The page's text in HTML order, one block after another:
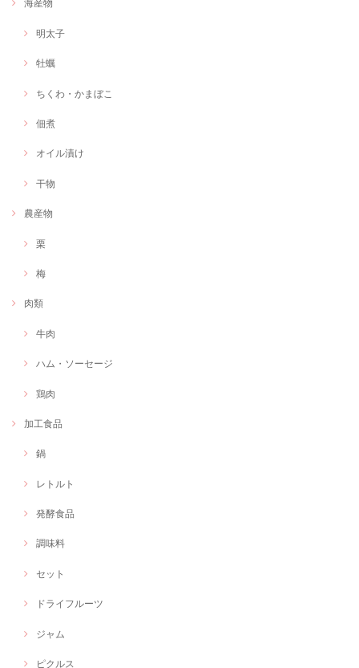
海産物
明太子
牡蠣
ちくわ・かまぼこ
佃煮
オイル漬け
干物
農産物
栗
梅
肉類
牛肉
ハム・ソーセージ
鶏肉
加工食品
鍋
レトルト
発酵食品
調味料
セット
ドライフルーツ
ジャム
ピクルス